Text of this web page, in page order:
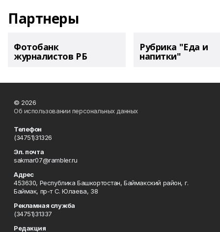
Партнеры
Фотобанк
журналистов РБ
Рубрика "Еда и
напитки"
© 2026
Об использовании персональных данных
Телефон
(34751)31326
Эл. почта
sakmar07@rambler.ru
Адрес
453630, Республика Башкортостан, Баймакский район, г.
Баймак, пр-т С. Юлаева, 38
Рекламная служба
(34751)31337
Редакция